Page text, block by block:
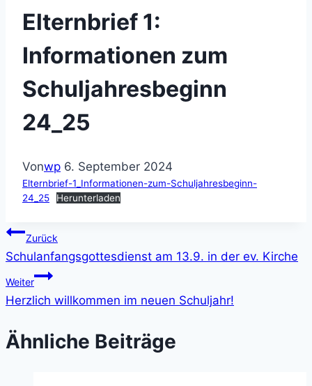
Elternbrief 1:
Informationen zum
Schuljahresbeginn
24_25
Vonwp 6. September 2024
Elternbrief-1_Informationen-zum-Schuljahresbeginn-
24_25
Herunterladen
Beitragsnavigation
Zurück
Schulanfangsgottesdienst am 13.9. in der ev. Kirche
Weiter
Herzlich willkommen im neuen Schuljahr!
Ähnliche Beiträge